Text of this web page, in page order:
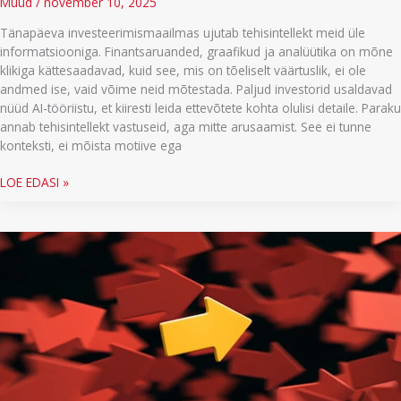
Tänapäeva investeerimismaailmas ujutab tehisintellekt meid üle
informatsiooniga. Finantsaruanded, graafikud ja analüütika on mõne
klikiga kättesaadavad, kuid see, mis on tõeliselt väärtuslik, ei ole
andmed ise, vaid võime neid mõtestada. Paljud investorid usaldavad
nüüd AI-tööriistu, et kiiresti leida ettevõtete kohta olulisi detaile. Paraku
annab tehisintellekt vastuseid, aga mitte arusaamist. See ei tunne
konteksti, ei mõista motiive ega
Kuidas
numbreid
lahti
LOE EDASI »